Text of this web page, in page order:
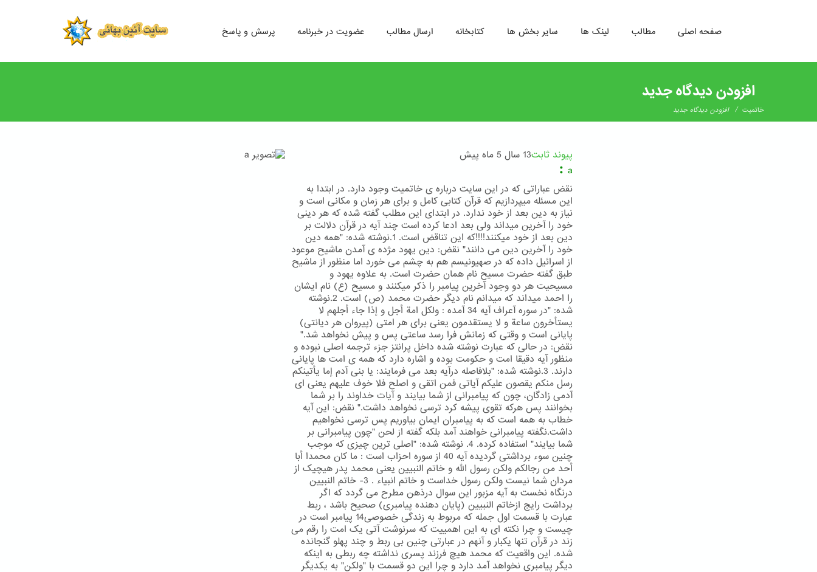
رفتن
پرسش و پاسخ عضویت در خبرنامه ارسال مطالب کتابخانه سایر بخش ها لینک ها مطالب صفحه اصلی
افزودن دیدگاه جدید
خاتمیت / افزودن دیدگاه جدید
پیوند ثابت13 سال 5 ماه پیش
a
:
نقض عباراتی که در این سایت درباره ی خاتمیت وجود دارد. در ابتدا به
این مسئله میپردازیم که قرآن کتابی کامل و برای هر زمان و مکانی است و
نیاز به دین بعد از خود ندارد. در ابتدای این مطلب گفته شده که هر دینی
خود را آخرین میداند ولی بعد ادعا کرده است چند آیه در قرآن دلالت بر
دین بعد از خود میکنند!!!!که این تناقض است. 1.نوشته شده: "همه دین
خود را آخرین دین می دانند" نقض: دین یهود مژده ی آمدن ماشیح موعود
از اسرائیل داده که در صهیونیسم هم به چشم می خورد اما منظور از ماشیح
طبق گفته حضرت مسیح نام همان حضرت است. به علاوه یهود و
مسیحیت هر دو وجود آخرین پیامبر را ذکر میکنند و مسیح (ع) نام ایشان
را احمد میداند که میدانم نام دیگر حضرت محمد (ص) است. 2.نوشته
شده: "در سوره آعراف آیه 34 آمده : ولکل امة أجل و إذا جاء أجلهم لا
یستأخرون ساعة و لا یستقدمون یعنی برای هر امتی (پیروان هر دیانتی)
پایانی است و وقتی که زمانش فرا رسد ساعتی پس و پیش نخواهد شد."
نقض: در حالی که عبارت نوشته شده داخل پرانتز جزء ترجمه اصلی نبوده و
منظور آیه دقیقا امت و حکومت بوده و اشاره دارد که همه ی امت ها پایانی
دارند. 3.نوشته شده: "بلافاصله درآیه بعد می فرمایند: یا بنی آدم إما یأتینکم
رسل منکم یقصون علیکم آیاتی فمن اتقی و اصلح فلا خوف علیهم یعنی ای
آدمی زادگان، چون که پیامبرانی از شما بیایند و آیات خداوند را بر شما
بخوانند پس هرکه تقوی پیشه کرد ترسی نخواهد داشت." نقض: این آیه
خطاب به همه است که به پیامبران ایمان بیاوریم پس ترسی نخواهیم
داشت.نگفته پیامبرانی خواهند آمد بلکه گفته از لحن "چون پیامبرانی بر
شما بیایند" استفاده کرده. 4. نوشته شده: "اصلی ترین چیزی که موجب
چنین سوء برداشتی گردیده آیه 40 از سوره احزاب است : ما کان محمدا أبا
أحد من رجالکم ولکن رسول الله و خاتم النبیین یعنی محمد پدر هیچیک از
مردان شما نیست ولکن رسول خداست و خاتم انبیاء . 3- خاتم النبیین
درنگاه نخست به آیه مزبور این سوال درذهن مطرح می گردد که اگر
برداشت رایج ازخاتم النبیین (پایان دهنده پیامبری) صحیح باشد ، ربط
عبارت با قسمت اول جمله که مربوط به زندگی خصوصی14 پیامبر است در
چیست و چرا نکته ای به این اهمییت که سرنوشت آتی یک امت را رقم می
زند در قرآن تنها یکبار و آنهم در عبارتی چنین بی ربط و چند پهلو گنجانده
شده. این واقعیت که محمد هیچ فرزند پسری نداشته چه ربطی به اینکه
دیگر پیامبری نخواهد آمد دارد و چرا این دو قسمت با "ولکن" به یکدیگر